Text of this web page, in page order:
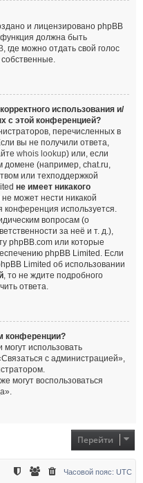
и лицензировано phpBB
функция должна быть
, где можно отдать свой голос
использования и/
с этой конференцией?
перечисленных в
вы не получили ответа,
whois lookup) или, если
домене (например, chat.ru,
или техподдержкой
не имеет никакого
не может нести никакой
конференция используется.
вопросам (о
за неё и т. д.),
phpBB.com или которые
phpBB Limited. Если
Limited об использовании
, то не ждите подробного
ответа.
конференции?
использовать
с администрацией»,
могут воспользоваться
Перейти
Часовой пояс: UTC